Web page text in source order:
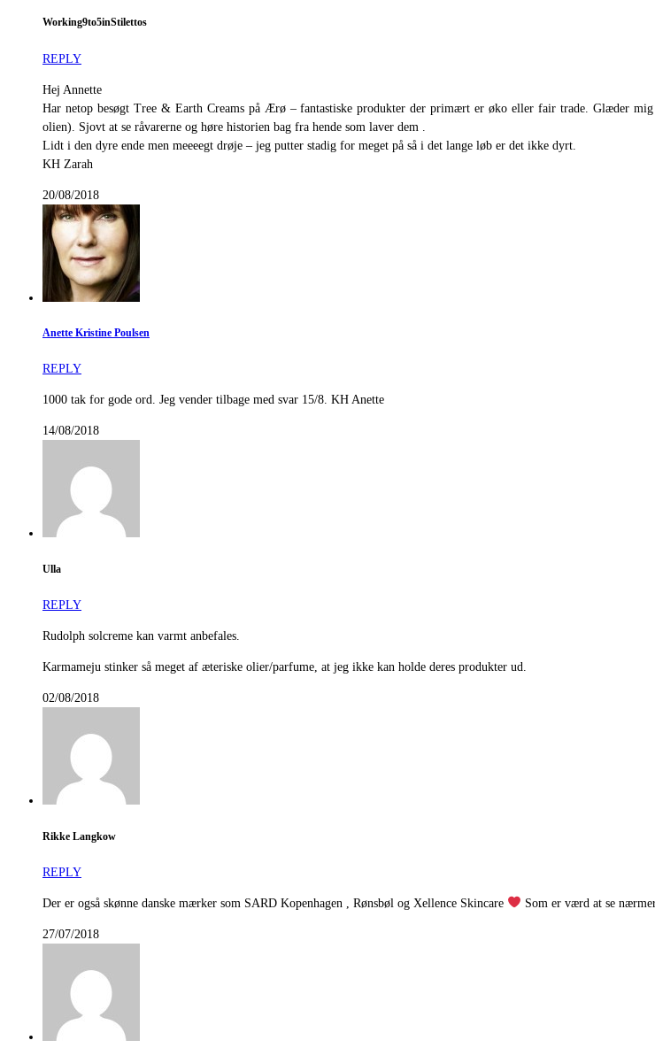
Working9to5inStilettos
REPLY
Hej Annette
Har netop besøgt Tree & Earth Creams på Ærø – fantastiske produkter der primært er øko eller fair trade. Glæder
olien). Sjovt at se råvarerne og høre historien bag fra hende som laver dem .
Lidt i den dyre ende men meeeegt drøje – jeg putter stadig for meget på så i det lange løb er det ikke dyrt.
KH Zarah
20/08/2018
Anette Kristine Poulsen
REPLY
1000 tak for gode ord. Jeg vender tilbage med svar 15/8. KH Anette
14/08/2018
Ulla
REPLY
Rudolph solcreme kan varmt anbefales.
Karmameju stinker så meget af æteriske olier/parfume, at jeg ikke kan holde deres produkter ud.
02/08/2018
Rikke Langkow
REPLY
Der er også skønne danske mærker som SARD Kopenhagen , Rønsbøl og Xellence Skincare Som er værd at se
27/07/2018